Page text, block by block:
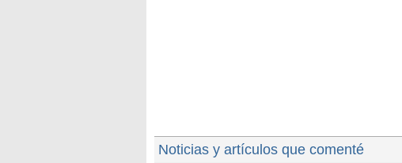
Noticias y artículos que comenté